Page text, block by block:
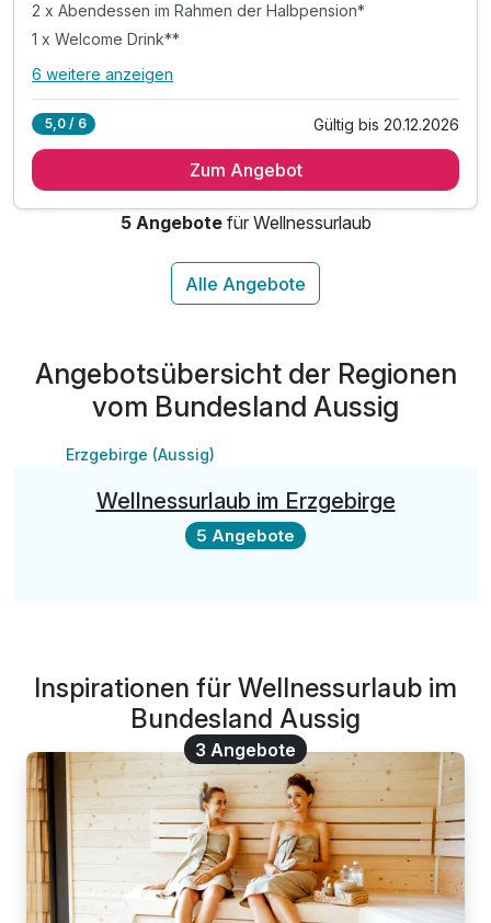
2 x Abendessen im Rahmen der Halbpension*
1 x Welcome Drink**
Alle Inklusivleistungen
2 x reichhaltiges Frühstück vom Buffet
1 x Welcome Drink**
inkl. Eintritt in das Wellnesscenter****
inkl. Parken am Hotel kostenfrei
inkl. WLAN Nutzung im Hotel
6 weitere anzeigen
5,0 / 6 Gültig bis 20.12.2026
Zum Angebot
5 Angebotefür Wellnessurlaub
Angebotsübersicht der Regionen
vom Bundesland Aussig
Erzgebirge (Aussig)
Wellnessurlaub im Erzgebirge
5 Angebote
Inspirationen für Wellnessurlaub im
Bundesland Aussig
3 Angebote